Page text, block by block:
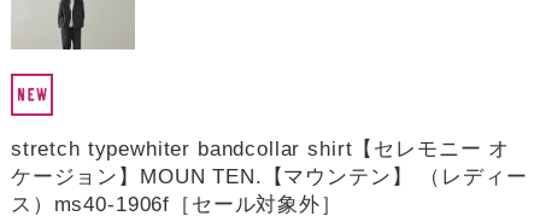
stretch typewhiter bandcollar shirt【セレモニー オ
ケージョン】MOUN TEN.【マウンテン】 （レディー
ス）ms40-1906f［セール対象外］